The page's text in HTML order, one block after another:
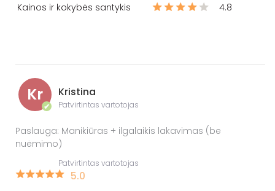
Kainos ir kokybės santykis
4.8
Kr
✔
Kristina
Patvirtintas vartotojas
Paslauga: Manikiūras + ilgalaikis lakavimas (be
nuėmimo)
Patvirtintas vartotojas
5.0